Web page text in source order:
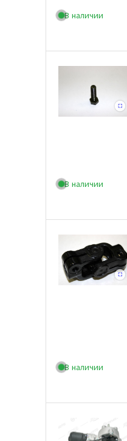
В наличии
В наличии
В наличии